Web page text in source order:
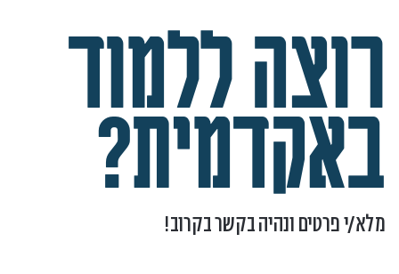
רוצה ללמוד
באקדמית?
מלא/י פרטים ונהיה בקשר בקרוב!